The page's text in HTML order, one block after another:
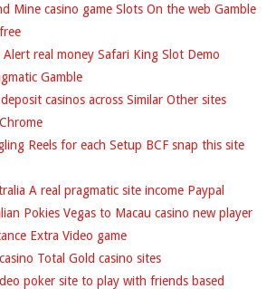
Mine casino game Slots On the web Gamble
Alert real money Safari King Slot Demo
Gamble
casinos across Similar Other sites
Reels for each Setup BCF snap this site
A real pragmatic site income Paypal
Pokies Vegas to Macau casino new player
Extra Video game
Total Gold casino sites
poker site to play with friends based